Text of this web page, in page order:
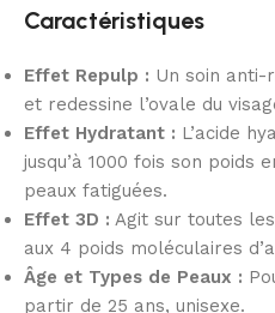
Caractéristiques
Effet Repulp : Un soin anti-
et redessine l’ovale du
Effet Hydratant : L’acide
jusqu’à 1000 fois son poids
peaux fatiguées.
Effet 3D : Agit sur toutes
aux 4 poids moléculaires
Âge et Types de Peaux :
partir de 25 ans, unisexe.